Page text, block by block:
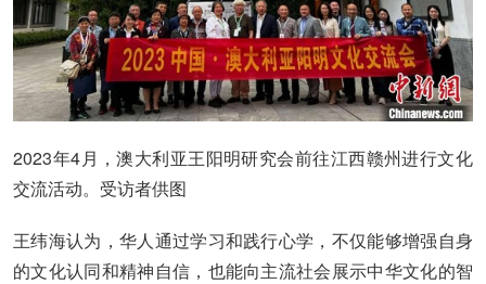
2023年4月，澳大利亚王阳明研究会前往江西赣州进行文化
交流活动。受访者供图
王纬海认为，华人通过学习和践行心学，不仅能够增强自身
的文化认同和精神自信，也能向主流社会展示中华文化的智